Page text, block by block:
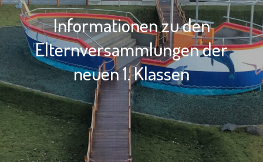
Informationen zu den
Elternversammlungen der
neuen 1. Klassen